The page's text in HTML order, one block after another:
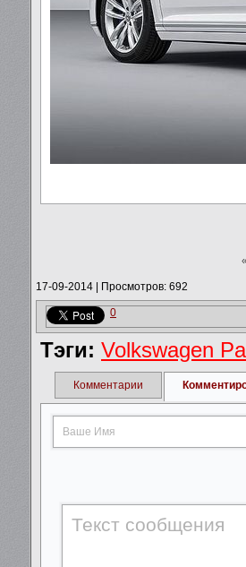
17-09-2014 Просмотров: 692
0
Тэги: Volkswagen
Комментарии